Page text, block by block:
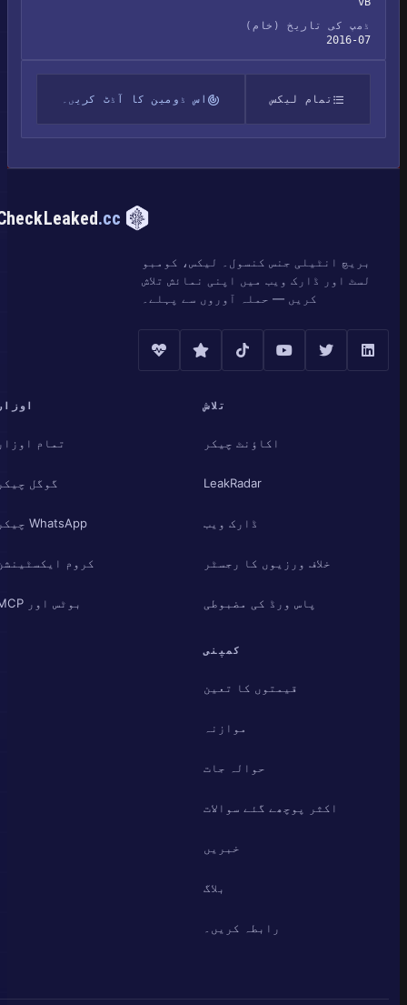
ڈمپ کی تاریخ (خام)
2016-07
تمام لیکس اس ڈومین کا آڈٹ کریں۔
CheckLeaked.cc
بریچ انٹیلی جنس کنسول۔ لیکس، کومبو
لسٹ اور ڈارک ویب میں اپنی نمائش تلاش
کریں — حملہ آوروں سے پہلے۔
تلاش
اکاؤنٹ چیکر
LeakRadar
ڈارک ویب
خلاف ورزیوں کا رجسٹر
پاس ورڈ کی مضبوطی
اوزار
تمام اوزار
گوگل چیکر
WhatsApp چیکر
کروم ایکسٹینشن
بوٹس اور MCP
کمپنی
قیمتوں کا تعین
موازنہ
حوالہ جات
اکثر پوچھے گئے سوالات
خبریں
بلاگ
رابطہ کریں۔